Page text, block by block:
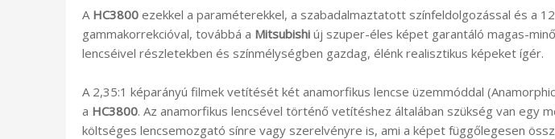
A HC3800 ezekkel a paraméterekkel, a szabadalmaztatott színfeldolgozással és a
gammakorrekcióval, továbbá a Mitsubishi új szuper-éles képet garantáló magas-
lencséivel részletekben és színmélységben gazdag, élénk realisztikus képeket ígér.
A 2,35:1 képarányú filmek vetítését két anamorfikus lencse üzemmóddal
a HC3800. Az anamorfikus lencsével történő vetítéshez általában szükség van egy
költséges lencsemozgató sínre vagy szerelvényre is, ami a képet függőlegesen